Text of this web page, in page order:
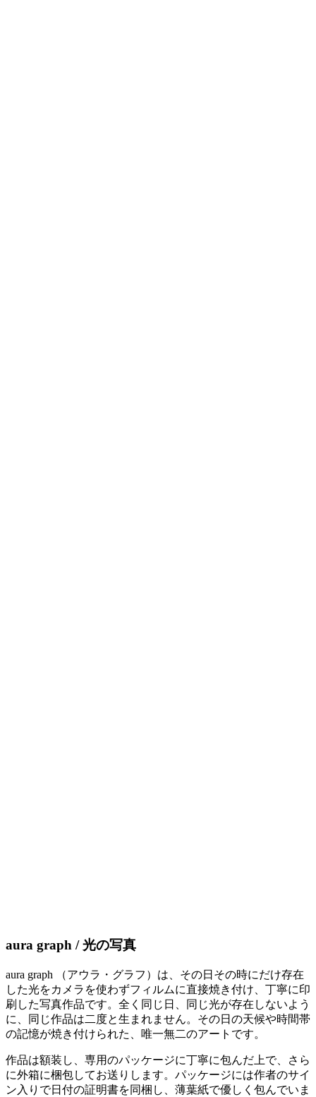
aura graph / 光の写真
aura graph （アウラ・グラフ）は、その日その時にだけ存在
した光をカメラを使わずフィルムに直接焼き付け、丁寧に印
刷した写真作品です。全く同じ日、同じ光が存在しないよう
に、同じ作品は二度と生まれません。その日の天候や時間帯
の記憶が焼き付けられた、唯一無二のアートです。
作品は額装し、専用のパッケージに丁寧に包んだ上で、さら
に外箱に梱包してお送りします。パッケージには作者のサイ
ン入りで日付の証明書を同梱し、薄葉紙で優しく包んでいま